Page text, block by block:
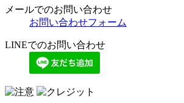
メールでのお問い合わせ
お問い合わせフォーム
LINEでのお問い合わせ